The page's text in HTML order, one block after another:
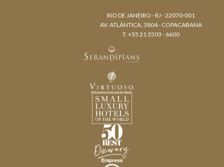
RIO DE JANEIRO - RJ - 22070-001
AV. ATLÂNTICA, 3804 - COPACABANA
T. +55 21 3503 - 6600